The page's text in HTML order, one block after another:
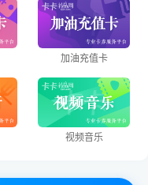
加油充值卡
视频音乐